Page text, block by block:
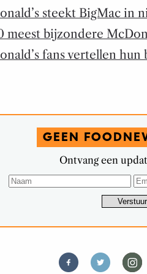
steekt BigMac in
meest bijzondere
fans vertellen hun
GEEN
Ontvang een